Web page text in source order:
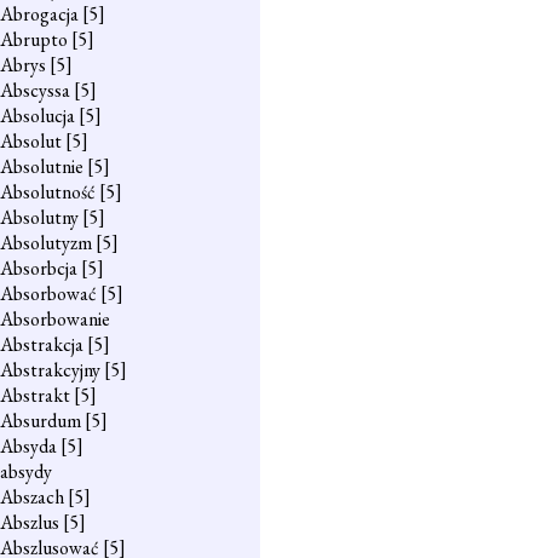
Abrogacja[5]
Abrupto [5]
Abrys [5]
Abscyssa[5]
Absolucja[5]
Absolut[5]
Absolutnie [5]
Absolutność [5]
Absolutny[5]
Absolutyzm[5]
Absorbcja[5]
Absorbować [5]
Absorbowanie
Abstrakcja[5]
Abstrakcyjny[5]
Abstrakt[5]
Absurdum[5]
Absyda[5]
absydy
Abszach[5]
Abszlus [5]
Abszlusować [5]